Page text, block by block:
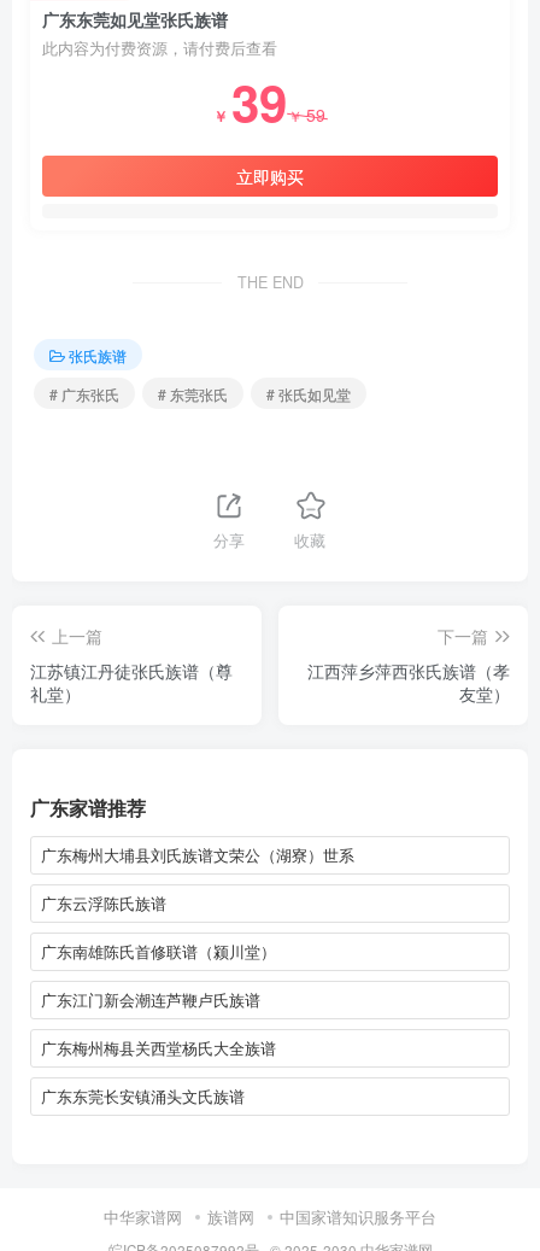
广东东莞如见堂张氏族谱
此内容为付费资源，请付费后查看
￥ 39￥59
立即购买
THE END
张氏族谱
# 广东张氏
# 东莞张氏 # 张氏如见堂
分享 收藏
上一篇
江苏镇江丹徒张氏族谱（尊
礼堂）
下一篇
江西萍乡萍西张氏族谱（孝
友堂）
广东家谱推荐
广东梅州大埔县刘氏族谱文荣公（湖寮）世系
广东云浮陈氏族谱
广东南雄陈氏首修联谱（颍川堂）
广东江门新会潮连芦鞭卢氏族谱
广东梅州梅县关西堂杨氏大全族谱
广东东莞长安镇涌头文氏族谱
中华家谱网 族谱网 中国家谱知识服务平台